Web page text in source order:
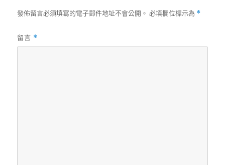
發佈留言必須填寫的電子郵件地址不會公開。 必填欄位標示為 *
留言 *